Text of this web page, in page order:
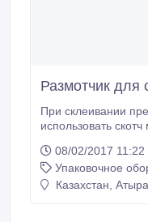
Размотчик для
При склеивании
использовать скотч
и отрезает ленту
значительно
08/02/2017 11:22
Упаковочное
Казахстан,